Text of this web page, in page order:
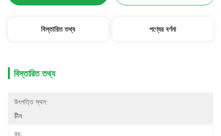
বিস্তারিত তথ্য পণ্যের বর্ণনা
বিস্তারিত তথ্য
উৎপত্তি স্থল:
চীন
রঙ: